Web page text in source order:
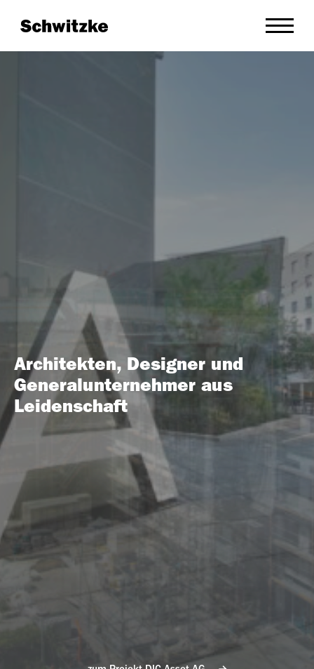
Architekten, Designer und
Generalunternehmer aus
Leidenschaft